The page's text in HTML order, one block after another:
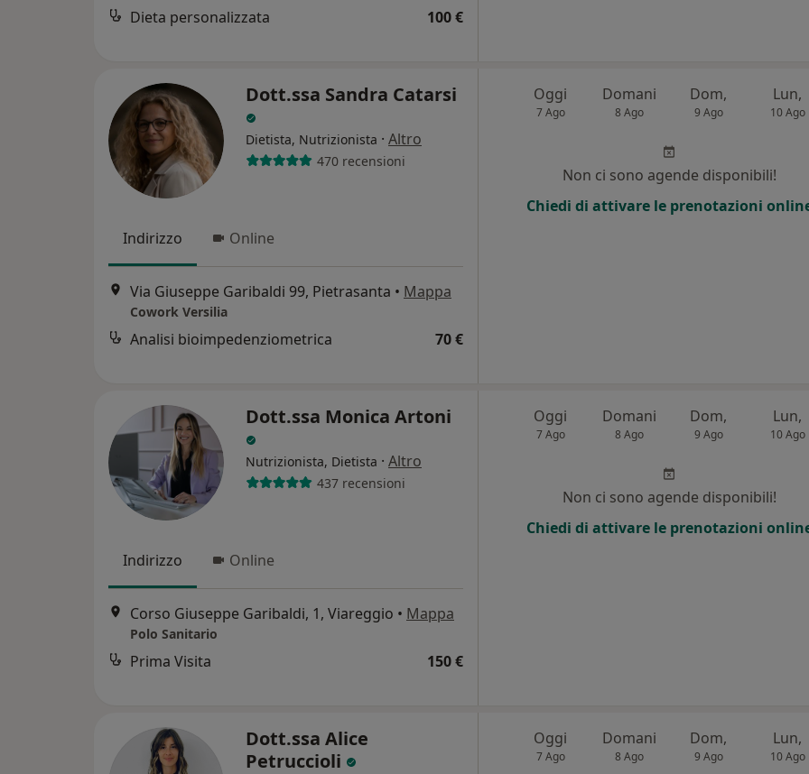
Dieta personalizzata 100 €
Dott.ssa Sandra Catarsi
Dietista, Nutrizionista · Altro
470 recensioni
Indirizzo Online
Via Giuseppe Garibaldi 99, Pietrasanta • Mappa
Cowork Versilia
Analisi bioimpedenziometrica 70 €
Oggi
7 Ago
Domani
8 Ago
Dom,
9 Ago
Lun,
10 Ago
Non ci sono agende disponibili!
Chiedi di attivare le prenotazioni
Dott.ssa Monica Artoni
Nutrizionista, Dietista · Altro
437 recensioni
Indirizzo Online
Corso Giuseppe Garibaldi, 1, Viareggio • Mappa
Polo Sanitario
Prima Visita 150 €
Oggi
7 Ago
Domani
8 Ago
Dom,
9 Ago
Lun,
10 Ago
Non ci sono agende disponibili!
Chiedi di attivare le prenotazioni
Dott.ssa Alice
Petruccioli
Oggi
7 Ago
Domani
8 Ago
Dom,
9 Ago
Lun,
10 Ago